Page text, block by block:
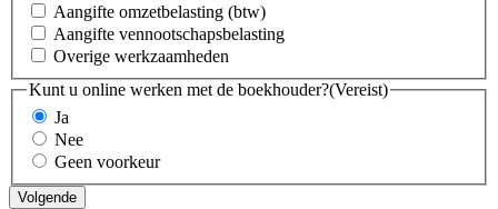
Aangifte omzetbelasting (btw)
Aangifte vennootschapsbelasting
Overige werkzaamheden
Kunt u online werken met de boekhouder?(Vereist)
Ja
Nee
Geen voorkeur